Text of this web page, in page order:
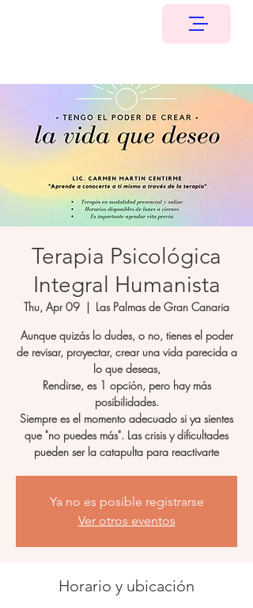
Terapia Psicológica
Integral Humanista
Thu, Apr 09
  |
Las Palmas de Gran Canaria
Aunque quizás lo dudes, o no, tienes el poder
de revisar, proyectar, crear una vida parecida a
lo que deseas,
Rendirse, es 1 opción, pero hay más
posibilidades.
Siempre es el momento adecuado si ya sientes
que "no puedes más". Las crisis y dificultades
pueden ser la catapulta para reactivarte
Ya no es posible registrarse
Ver otros eventos
Horario y ubicación